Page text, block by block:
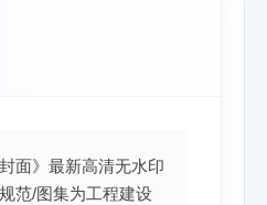
封面》最新高清无水印
范/图集为工程建设